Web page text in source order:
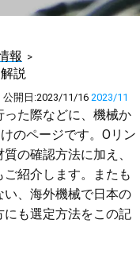
報
説
公開日:2023/11/16 2023/11
た際などに、機械か
のページです。Oリン
の確認方法に加え、
紹介します。またも
い、海外機械で日本の
も選定方法をこの記